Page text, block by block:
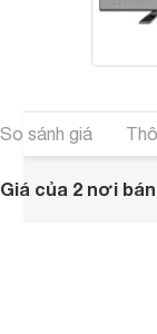
So sánh giá
Giá của 2 nơi bán